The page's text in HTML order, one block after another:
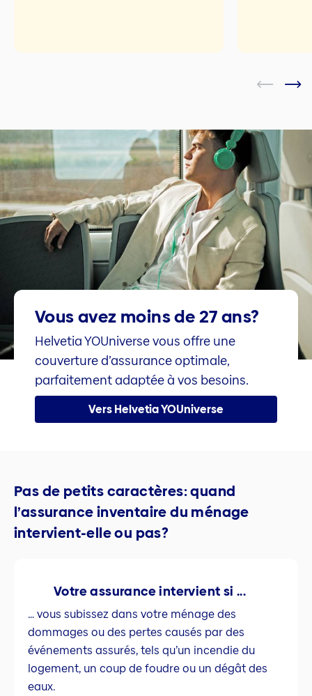
Vous avez moins de 27 ans?
Helvetia YOUniverse vous offre une
couverture d’assurance optimale,
parfaitement adaptée à vos besoins.
Vers Helvetia YOUniverse
Pas de petits caractères: quand
l’assurance inventaire du ménage
intervient-elle ou pas?
Votre assurance intervient si ...
… vous subissez dans votre ménage des
dommages ou des pertes causés par des
événements assurés, tels qu’un incendie du
logement, un coup de foudre ou un dégât des
eaux.